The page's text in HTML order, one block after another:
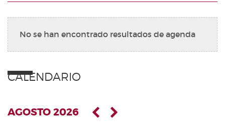
No se han encontrado resultados de agenda
CALENDARIO
AGOSTO 2026